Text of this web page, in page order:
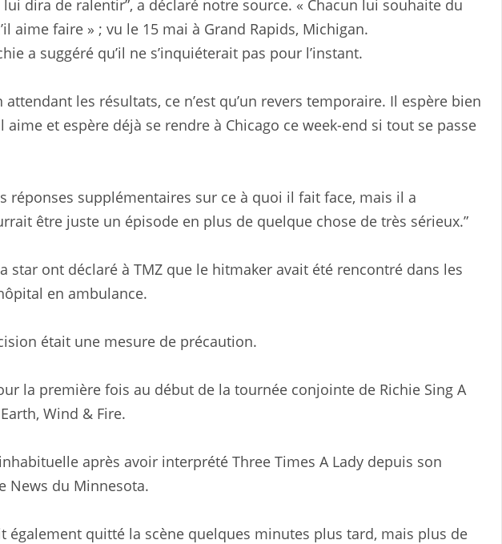
dira de ralentir”, a déclaré notre source. « Chacun lui souhaite du
aime faire » ; vu le 15 mai à Grand Rapids, Michigan.
a suggéré qu’il ne s’inquiéterait pas pour l’instant.
attendant les résultats, ce n’est qu’un revers temporaire. Il espère bien
aime et espère déjà se rendre à Chicago ce week-end si tout se passe
réponses supplémentaires sur ce à quoi il fait face, mais il a
être juste un épisode en plus de quelque chose de très sérieux.”
star ont déclaré à TMZ que le hitmaker avait été rencontré dans les
en ambulance.
était une mesure de précaution.
la première fois au début de la tournée conjointe de Richie Sing A
Wind & Fire.
après avoir interprété Three Times A Lady depuis son
News du Minnesota.
également quitté la scène quelques minutes plus tard, mais plus de